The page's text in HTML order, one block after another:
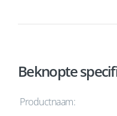
Beknopte
Productnaam: